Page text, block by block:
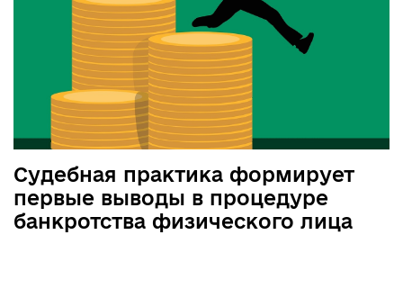
Судебная практика формирует
первые выводы в процедуре
банкротства физического лица